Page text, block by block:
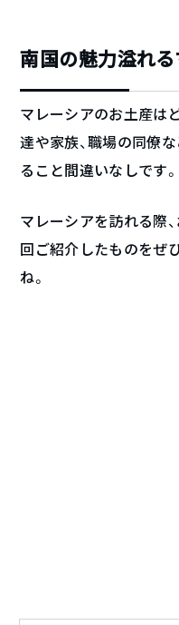
南国の魅力溢れ
マレーシアのお土産は
達や家族、職場の同僚
ること間違いなしです。
マレーシアを訪れる際
回ご紹介したものをぜ
ね。